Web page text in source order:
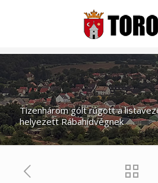
Tizenhárom gólt rúgott a
helyezett Rábahídvégnek